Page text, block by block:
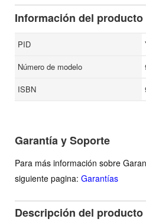
indagar en todos los temas
esa mirada, aunque no deja de
Información del producto
PID
Número de modelo
ISBN
Garantía y Soporte
Para más información sobre
siguiente pagina: Garantías
Descripción del producto